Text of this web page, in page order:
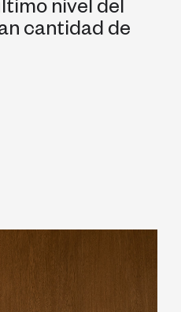
nivel del
cantidad de